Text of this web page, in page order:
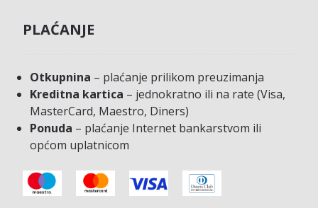
PLAĆANJE
Otkupnina – plaćanje prilikom preuzimanja
Kreditna kartica – jednokratno ili na rate (Visa,
MasterCard, Maestro, Diners)
Ponuda – plaćanje Internet bankarstvom ili
općom uplatnicom